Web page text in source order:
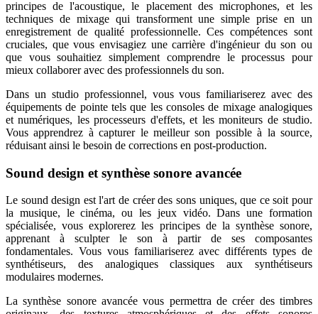
principes de l'acoustique, le placement des microphones, et les
techniques de mixage qui transforment une simple prise en un
enregistrement de qualité professionnelle. Ces compétences sont
cruciales, que vous envisagiez une carrière d'ingénieur du son ou
que vous souhaitiez simplement comprendre le processus pour
mieux collaborer avec des professionnels du son.
Dans un studio professionnel, vous vous familiariserez avec des
équipements de pointe tels que les consoles de mixage analogiques
et numériques, les processeurs d'effets, et les moniteurs de studio.
Vous apprendrez à capturer le meilleur son possible à la source,
réduisant ainsi le besoin de corrections en post-production.
Sound design et synthèse sonore avancée
Le sound design est l'art de créer des sons uniques, que ce soit pour
la musique, le cinéma, ou les jeux vidéo. Dans une formation
spécialisée, vous explorerez les principes de la synthèse sonore,
apprenant à sculpter le son à partir de ses composantes
fondamentales. Vous vous familiariserez avec différents types de
synthétiseurs, des analogiques classiques aux synthétiseurs
modulaires modernes.
La synthèse sonore avancée vous permettra de créer des timbres